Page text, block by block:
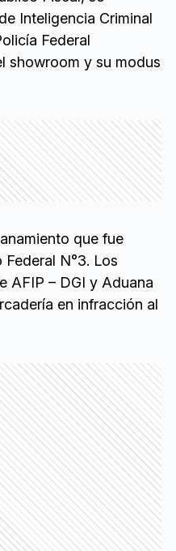
Inteligencia Criminal
Federal
showroom y su modus
que fue
N°3. Los
AFIP – DGI y Aduana
en infracción al